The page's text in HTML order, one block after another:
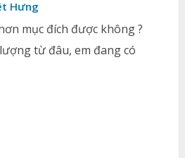
Hưng
mục đích được không ?
từ đâu, em đang có